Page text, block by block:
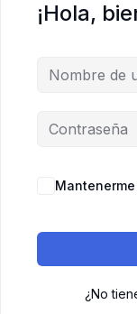
¡Hola,
¿No